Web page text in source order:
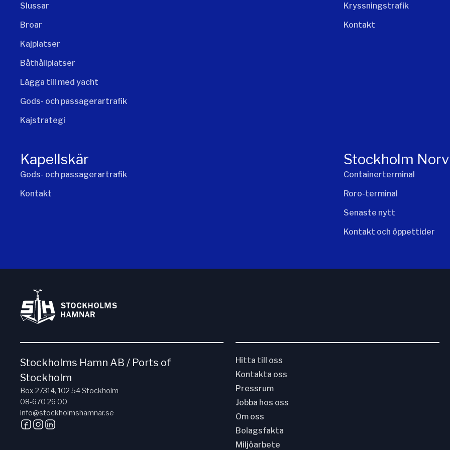
Slussar
Broar
Kajplatser
Båthållplatser
Lägga till med yacht
Gods- och passagerartrafik
Kajstrategi
Kryssningstrafik
Kontakt
Kapellskär
Gods- och passagerartrafik
Kontakt
Stockholm
Containerterminal
Roro-terminal
Senaste nytt
Kontakt och öppettider
Stockholms Hamn AB / Ports of
Stockholm
Box 27314, 102 54 Stockholm
08-670 26 00
info@stockholmshamnar.se
Hitta till oss
Kontakta oss
Pressrum
Jobba hos oss
Om oss
Bolagsfakta
Miljöarbete